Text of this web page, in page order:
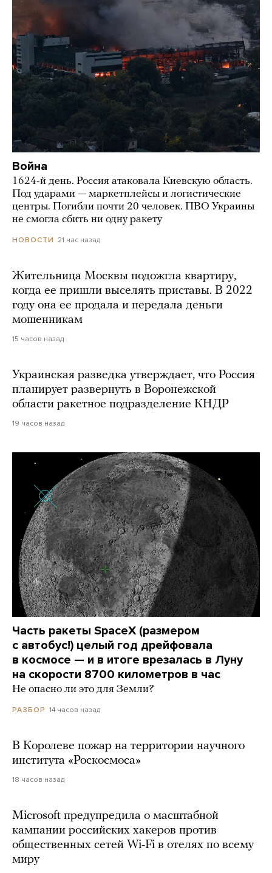
Война
1624-й день. Россия атаковала Киевскую область.
Под ударами — маркетплейсы и логистические
центры. Погибли почти 20 человек. ПВО Украины
не смогла сбить ни одну ракету
НОВОСТИ 21 час назад
Жительница Москвы подожгла квартиру,
когда ее пришли выселять приставы. В 2022
году она ее продала и передала деньги
мошенникам
15 часов назад
Украинская разведка утверждает, что Россия
планирует развернуть в Воронежской
области ракетное подразделение КНДР
19 часов назад
Часть ракеты SpaceX (размером
с автобус!) целый год дрейфовала
в космосе — и в итоге врезалась в Луну
на скорости 8700 километров в час
Не опасно ли это для Земли?
РАЗБОР 14 часов назад
В Королеве пожар на территории научного
института «Роскосмоса»
18 часов назад
Microsoft предупредила о масштабной
кампании российских хакеров против
общественных сетей Wi-Fi в отелях по всему
миру